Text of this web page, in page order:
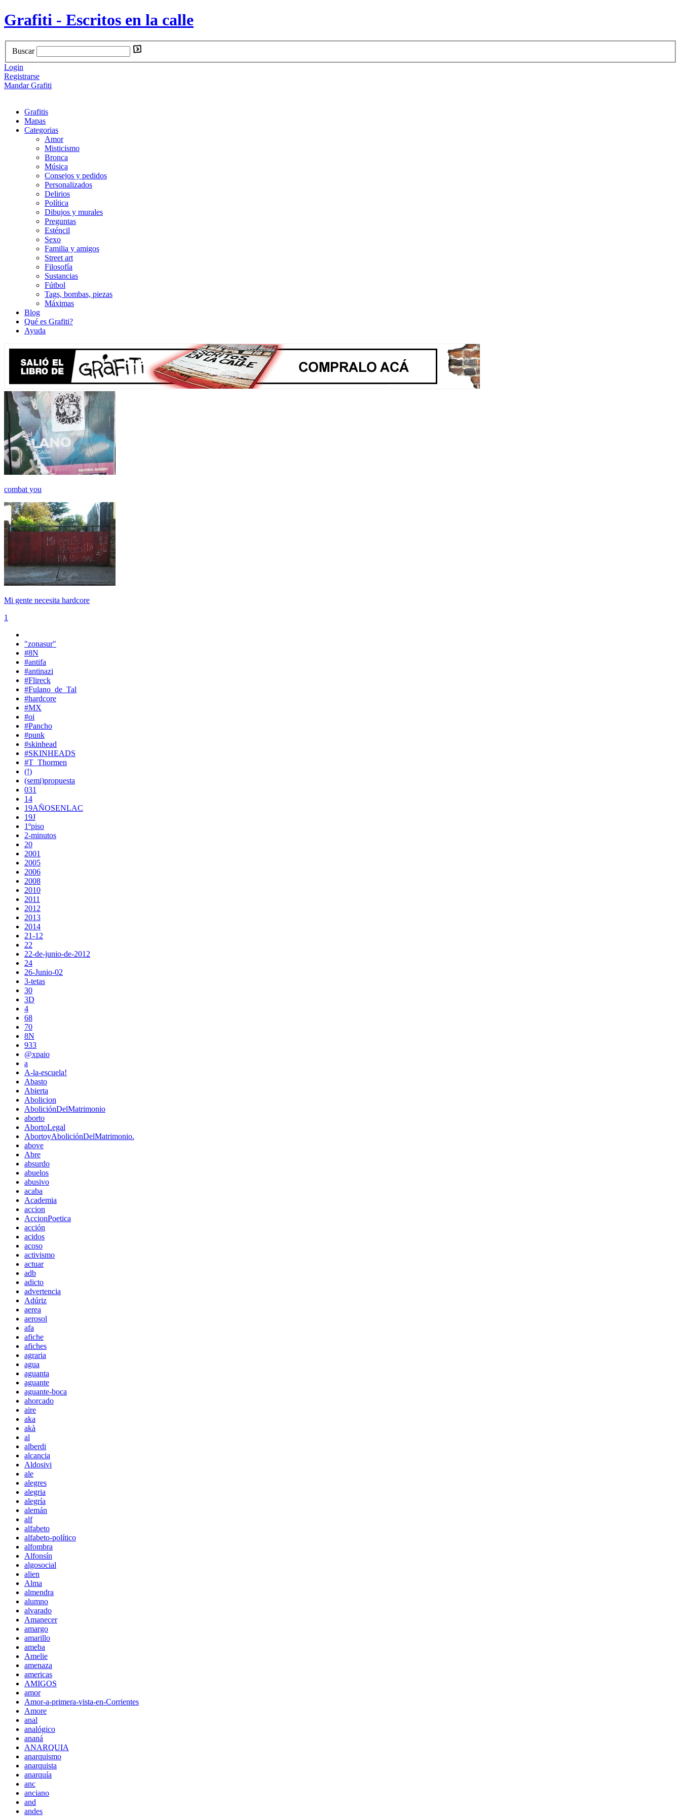
Grafiti - Escritos en la calle
Buscar
Login
Registrarse
Mandar Grafiti
Grafitis
Mapas
Categorias
Amor
Misticismo
Bronca
Música
Consejos y pedidos
Personalizados
Delirios
Política
Dibujos y murales
Preguntas
Esténcil
Sexo
Familia y amigos
Street art
Filosofía
Sustancias
Fútbol
Tags, bombas, piezas
Máximas
Blog
Qué es Grafiti?
Ayuda
combat you
Mi gente necesita hardcore
1
"zonasur"
#8N
#antifa
#antinazi
#Flireck
#Fulano_de_Tal
#hardcore
#MX
#oi
#Pancho
#punk
#skinhead
#SKINHEADS
#T_Thormen
(!)
(semi)propuesta
031
14
19AÑOSENLAC
19J
1ºpiso
2-minutos
20
2001
2005
2006
2008
2010
2011
2012
2013
2014
21-12
22
22-de-junio-de-2012
24
26-Junio-02
3-tetas
30
3D
4
68
70
8N
933
@xpaio
a
A-la-escuela!
Abasto
Abierta
Abolicion
AboliciónDelMatrimonio
aborto
AbortoLegal
AbortoyAboliciónDelMatrimonio.
above
Abre
absurdo
abuelos
abusivo
acaba
Academia
accion
AccionPoetica
acción
acidos
acoso
activismo
actuar
adb
adicto
advertencia
Adúriz
aerea
aerosol
afa
afiche
afiches
agraria
agua
aguanta
aguante
aguante-boca
ahorcado
aire
aka
akà
al
alberdi
alcancia
Aldosivi
ale
alegres
alegria
alegría
alemán
alf
alfabeto
alfabeto-político
alfombra
Alfonsín
algosocial
alien
Alma
almendra
alumno
alvarado
Amanecer
amargo
amarillo
ameba
Amelie
amenaza
americas
AMIGOS
amor
Amor-a-primera-vista-en-Corrientes
Amore
anal
analógico
ananá
ANARQUIA
anarquismo
anarquista
anarquía
anc
anciano
and
andes